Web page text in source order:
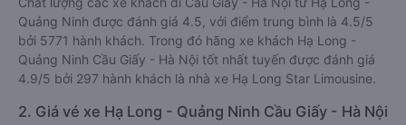
nghiệm các hãng Xe Hạ Long - Quảng Ninh đi Cầu Giấy - Hà
Nội.
Chất lượng các xe khách đi Cầu Giấy - Hà Nội từ Hạ Long -
Quảng Ninh được đánh giá 4.5, với điểm trung bình là 4.5/5
bởi 5771 hành khách. Trong đó hãng xe khách Hạ Long -